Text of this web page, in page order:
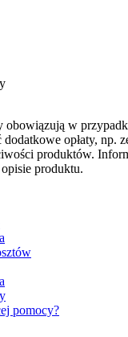
obowiązują w
opłaty, np.
produktów.
produktu.
pomocy?